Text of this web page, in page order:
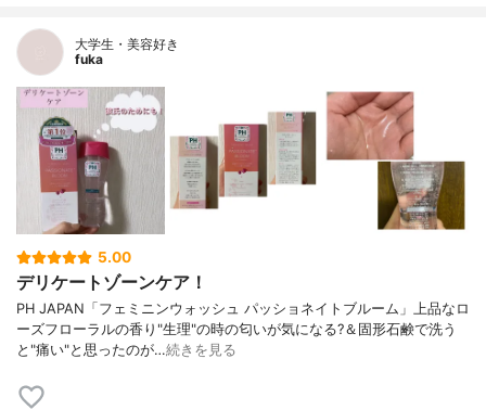
大学生・美容好き
fuka
5.00
デリケートゾーンケア！
PH JAPAN「フェミニンウォッシュ パッショネイトブルーム」上品なロ
ーズフローラルの香り"生理"の時の匂いが気になる?＆固形石鹸で洗う
と"痛い"と思ったのが…続きを見る